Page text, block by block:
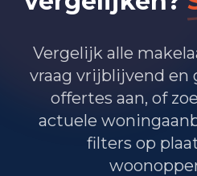
Vergelijk alle
vraag vrijblijvend en
offertes aan, of
actuele
filters op